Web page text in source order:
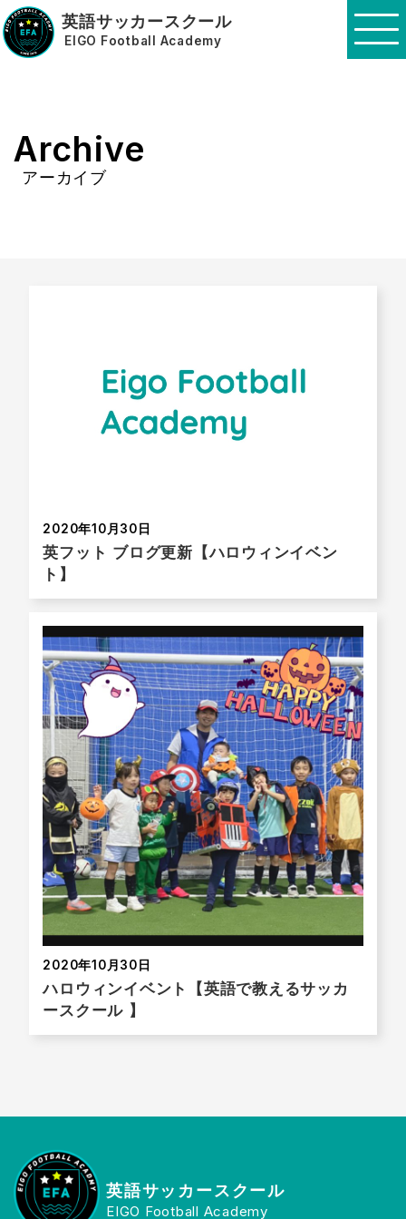
英語サッカースクール
EIGO Football Academy
Archive
アーカイブ
2020年10月30日
英フット ブログ更新【ハロウィンイベン
ト】
2020年10月30日
ハロウィンイベント【英語で教えるサッカ
ースクール 】
英語サッカースクール
EIGO Football Academy